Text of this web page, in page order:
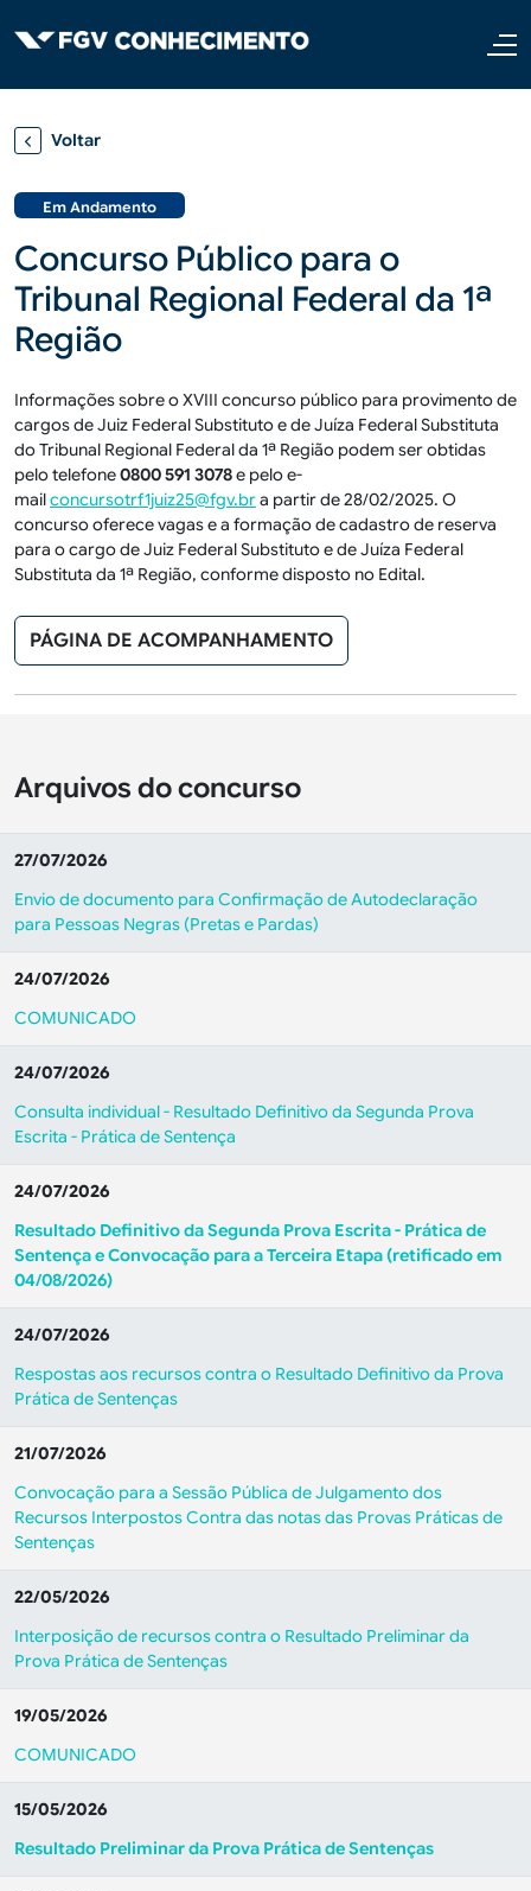
Voltar
Em Andamento
Concurso Público para o
Tribunal Regional Federal da 1ª
Região
Informações sobre o XVIII concurso público para provimento de
cargos de Juiz Federal Substituto e de Juíza Federal Substituta
do Tribunal Regional Federal da 1ª Região podem ser obtidas
pelo telefone0800 591 3078e pelo e-
mailconcursotrf1juiz25@fgv.bra partir de 28/02/2025. O
concurso oferece vagas e a formação de cadastro de reserva
para o cargo de Juiz Federal Substituto e de Juíza Federal
Substituta da 1ª Região, conforme disposto no Edital.
PÁGINA DE ACOMPANHAMENTO
Arquivos do concurso
27/07/2026
Envio de documento para Confirmação de Autodeclaração
para Pessoas Negras (Pretas e Pardas)
24/07/2026
COMUNICADO
24/07/2026
Consulta individual - Resultado Definitivo da Segunda Prova
Escrita - Prática de Sentença
24/07/2026
Resultado Definitivo da Segunda Prova Escrita - Prática de
Sentença e Convocação para a Terceira Etapa (retificado em
04/08/2026)
24/07/2026
Respostas aos recursos contra o Resultado Definitivo da Prova
Prática de Sentenças
21/07/2026
Convocação para a Sessão Pública de Julgamento dos
Recursos Interpostos Contra das notas das Provas Práticas de
Sentenças
22/05/2026
Interposição de recursos contra o Resultado Preliminar da
Prova Prática de Sentenças
19/05/2026
COMUNICADO
15/05/2026
Resultado Preliminar da Prova Prática de Sentenças